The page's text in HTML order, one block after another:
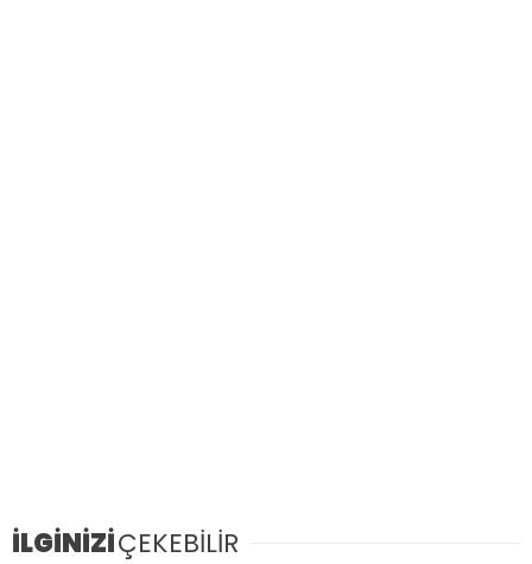
İLGİNİZİÇEKEBİLİR